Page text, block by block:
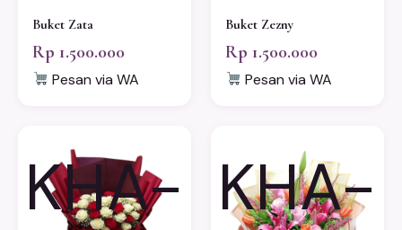
Buket Zata
Rp 1.500.000
Pesan via WA
Buket Zezny
Rp 1.500.000
Pesan via WA
KHA- KHA-